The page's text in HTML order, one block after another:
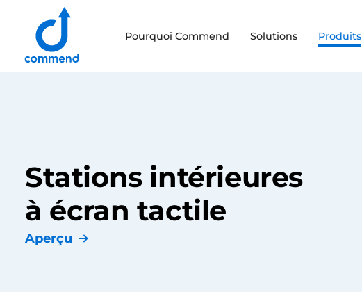
Scroll to content
Pourquoi Commend Solutions Produits
Stations intérieures
à écran tactile
Aperçu